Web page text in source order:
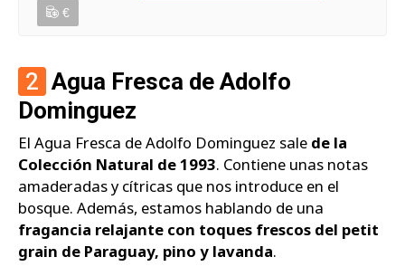
€
2 Agua Fresca de Adolfo
Dominguez
El Agua Fresca de Adolfo Dominguez sale de la
Colección Natural de 1993. Contiene unas notas
amaderadas y cítricas que nos introduce en el
bosque. Además, estamos hablando de una
fragancia relajante con toques frescos del petit
grain de Paraguay, pino y lavanda.